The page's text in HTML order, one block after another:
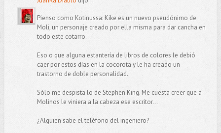
Pienso como Kotinussa: Kike es un nuevo pseudónimo de
Moli, un personaje creado por ella misma para dar cancha en
todo este cotarro.
Eso o que alguna estantería de libros de colores le debió
caer por estos días en la cocorota y le ha creado un
trastorno de doble personalidad.
Sólo me despista lo de Stephen King. Me cuesta creer que a
Molinos le viniera a la cabeza ese escritor...
¿Alguien sabe el teléfono del ingeniero?